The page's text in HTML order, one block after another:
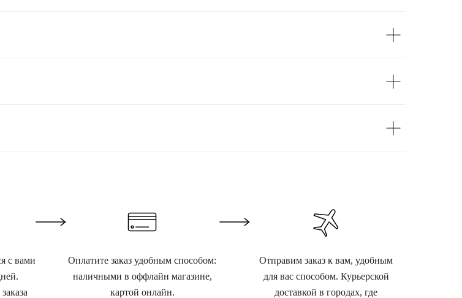
с вами
Оплатите заказ удобным способом:
наличными в оффлайн магазине,
картой онлайн.
Отправим заказ к вам, удобным
для вас способом. Курьерской
доставкой в городах, где